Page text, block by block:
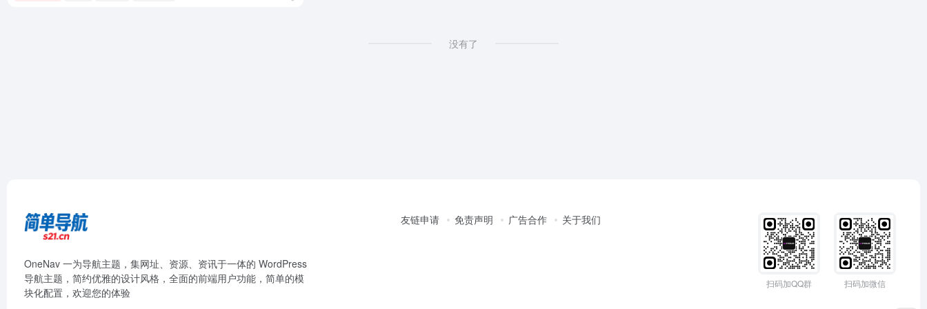
没有了
OneNav 一为导航主题，集网址、资源、资讯于一体的 WordPress
导航主题，简约优雅的设计风格，全面的前端用户功能，简单的模
块化配置，欢迎您的体验
友链申请 免责声明 广告合作 关于我们
扫码加QQ群 扫码加微信